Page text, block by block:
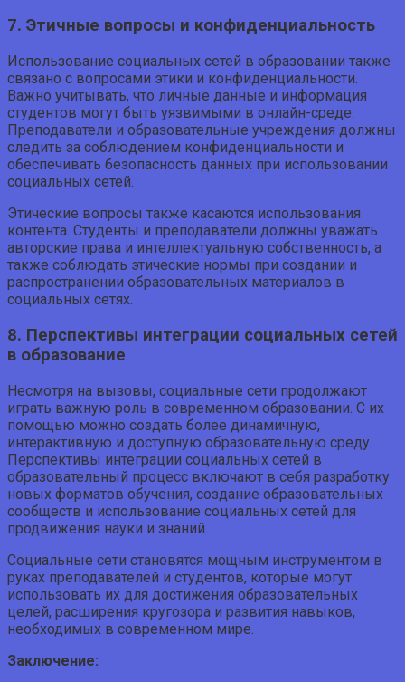
7. Этичные вопросы и конфиденциальность
Использование социальных сетей в образовании также
связано с вопросами этики и конфиденциальности.
Важно учитывать, что личные данные и информация
студентов могут быть уязвимыми в онлайн-среде.
Преподаватели и образовательные учреждения должны
следить за соблюдением конфиденциальности и
обеспечивать безопасность данных при использовании
социальных сетей.
Этические вопросы также касаются использования
контента. Студенты и преподаватели должны уважать
авторские права и интеллектуальную собственность, а
также соблюдать этические нормы при создании и
распространении образовательных материалов в
социальных сетях.
8. Перспективы интеграции социальных сетей
в образование
Несмотря на вызовы, социальные сети продолжают
играть важную роль в современном образовании. С их
помощью можно создать более динамичную,
интерактивную и доступную образовательную среду.
Перспективы интеграции социальных сетей в
образовательный процесс включают в себя разработку
новых форматов обучения, создание образовательных
сообществ и использование социальных сетей для
продвижения науки и знаний.
Социальные сети становятся мощным инструментом в
руках преподавателей и студентов, которые могут
использовать их для достижения образовательных
целей, расширения кругозора и развития навыков,
необходимых в современном мире.
Заключение: